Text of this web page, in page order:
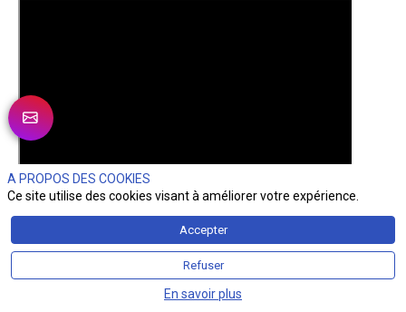
A PROPOS DES COOKIES
Ce site utilise des cookies visant à améliorer votre expérience.
Accepter
Refuser
En savoir plus